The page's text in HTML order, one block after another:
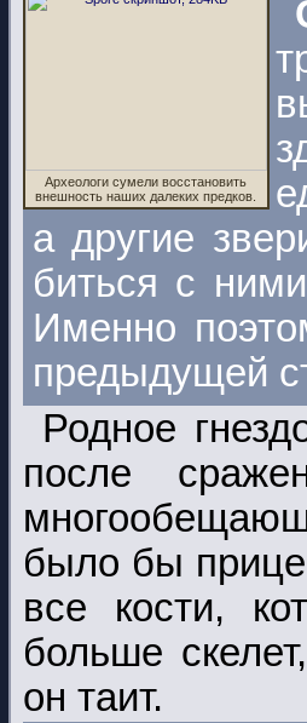
Археологи сумели восстановить
внешность наших далеких предков.
а другие
биться с
Именно
предыдущей
Родное
после
было бы
все кости,
больше
он таит.